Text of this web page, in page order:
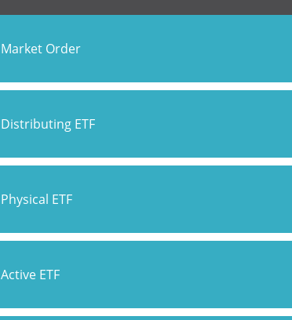
Market Order
Distributing ETF
Physical ETF
Active ETF